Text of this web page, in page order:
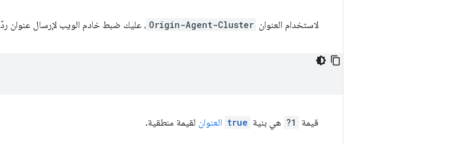
لاستخدام العنوان Origin-Agent-Cluster ، عليك ضبط خادم الويب لإرسال عنوان ردّ HTTP التالي:
قيمة ?1 هي بنية true العنوان لقيمة منطقية.